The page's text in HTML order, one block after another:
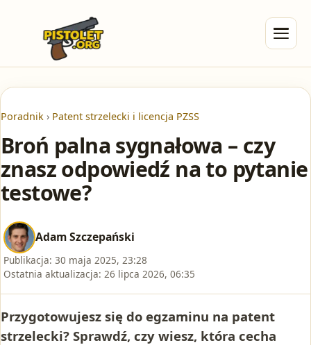
Poradnik › Patent strzelecki i licencja PZSS
Broń palna sygnałowa – czy
znasz odpowiedź na to pytanie
testowe?
Adam Szczepański
Publikacja: 30 maja 2025, 23:28
Ostatnia aktualizacja: 26 lipca 2026, 06:35
Przygotowujesz się do egzaminu na patent
strzelecki? Sprawdź, czy wiesz, która cecha